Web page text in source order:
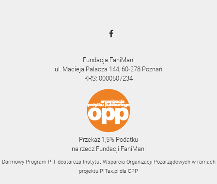
Fundacja FaniMani
ul. Macieja Palacza 144, 60-278 Poznań
KRS: 0000507234
Przekaż 1,5% Podatku
na rzecz Fundacji FaniMani
Darmowy Program PIT dostarcza Instytut Wsparcia Organizacji Pozarządowych w ramach
projektu PITax.pl dla OPP